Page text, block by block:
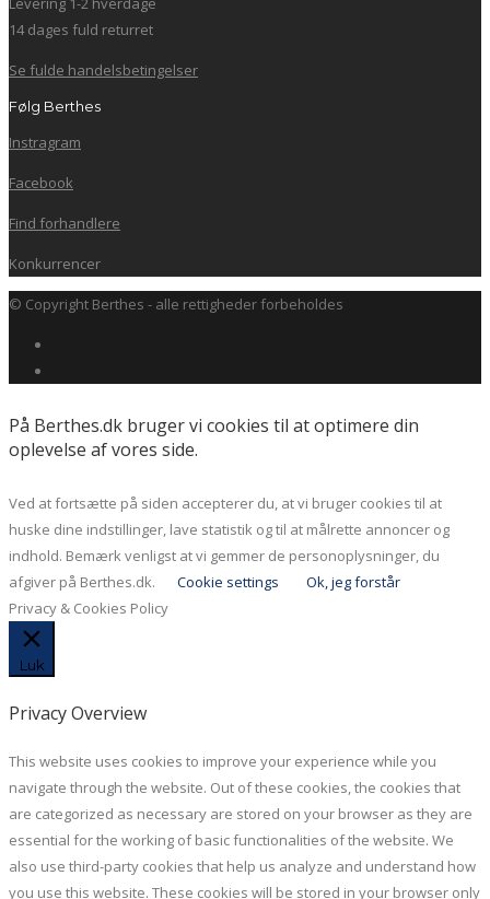
14 dages fuld returret
Se fulde handelsbetingelser
Følg Berthes
Instragram
Facebook
Find forhandlere
Konkurrencer
© Copyright Berthes - alle rettigheder forbeholdes
På Berthes.dk bruger vi cookies til at optimere din
oplevelse af vores side.
Ved at fortsætte på siden accepterer du, at vi bruger cookies til at
huske dine indstillinger, lave statistik og til at målrette annoncer og
indhold. Bemærk venligst at vi gemmer de personoplysninger, du
afgiver på Berthes.dk.
Cookie settings
Ok, jeg forstår
Privacy & Cookies Policy
Luk
Privacy Overview
This website uses cookies to improve your experience while you
navigate through the website. Out of these cookies, the cookies that
are categorized as necessary are stored on your browser as they are
essential for the working of basic functionalities of the website. We
also use third-party cookies that help us analyze and understand how
you use this website. These cookies will be stored in your browser only